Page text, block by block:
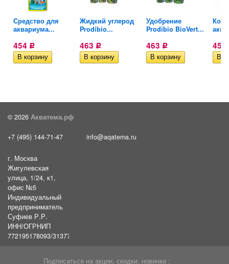
Средство для
аквариума...
454 Р
Жидкий углерод
Prodibio...
463 Р
Удобрение
Prodibio BioVert...
463 Р 453
© 2026 Акватема.рф
+7 (495) 144-71-47 info@aqatema.ru
г. Москва
Жигулевская
улица, 1/24, к1,
офис №5
Индивидуальный
предприниматель
Суфиев Р.Р.
ИНН/ОГРНИП
772195178093/31377461610054
Подписаться на акции, скидки, новинки :